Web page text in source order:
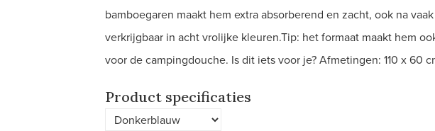
bamboegaren maakt hem extra absorberend en zacht, ook na
verkrijgbaar in acht vrolijke kleuren.Tip: het formaat maakt hem
voor de campingdouche. Is dit iets voor je? Afmetingen: 110 x 60
Product specificaties